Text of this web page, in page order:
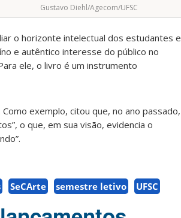
Gustavo Diehl/Agecom/UFSC
o horizonte intelectual dos estudantes e
e autêntico interesse do público no
ele, o livro é um instrumento
exemplo, citou que, no ano passado,
o que, em sua visão, evidencia o
SeCArte semestre letivo UFSC